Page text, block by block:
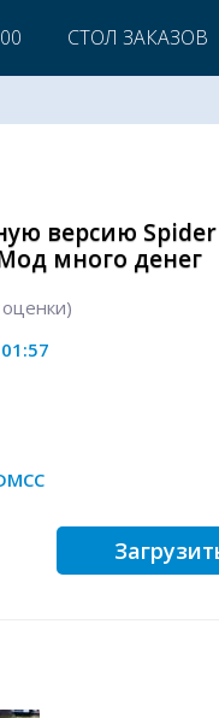
СТОЛ ЗАКАЗОВ
версию Spider
много денег
оценки)